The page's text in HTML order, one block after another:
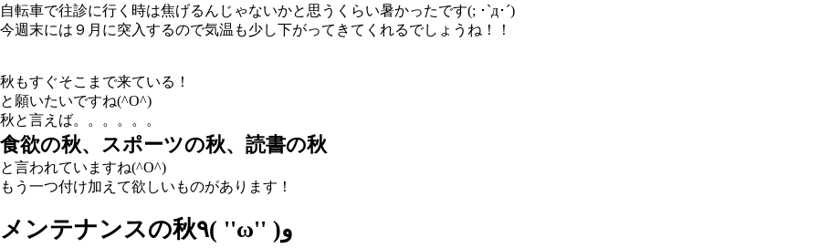
自転車で往診に行く時は焦げるんじゃないかと思うくらい暑かったです(; ･`д･´)
今週末には９月に突入するので気温も少し下がってきてくれるでしょうね！！
秋もすぐそこまで来ている！
と願いたいですね(^O^)
秋と言えば。。。。。。
食欲の秋、スポーツの秋、読書の秋
と言われていますね(^O^)
もう一つ付け加えて欲しいものがあります！
メンテナンスの秋٩( ''ω'' )و